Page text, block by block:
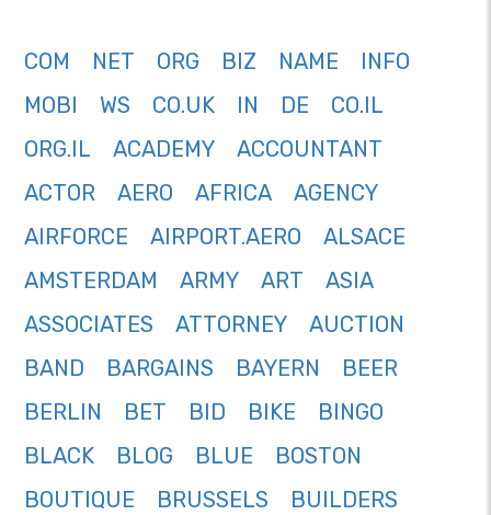
COM NET ORG BIZ NAME
INFO
MOBI
WS CO.UK IN DE
CO.IL
ORG.IL
ACADEMY
ACCOUNTANT
ACTOR
AERO AFRICA
AGENCY
AIRFORCE
AIRPORT.AERO
ALSACE
AMSTERDAM
ARMY ART
ASIA
ASSOCIATES
ATTORNEY
AUCTION
BAND
BARGAINS BAYERN
BEER
BERLIN
BET BID BIKE
BINGO
BLACK
BLOG BLUE
BOSTON
BOUTIQUE
BRUSSELS
BUILDERS